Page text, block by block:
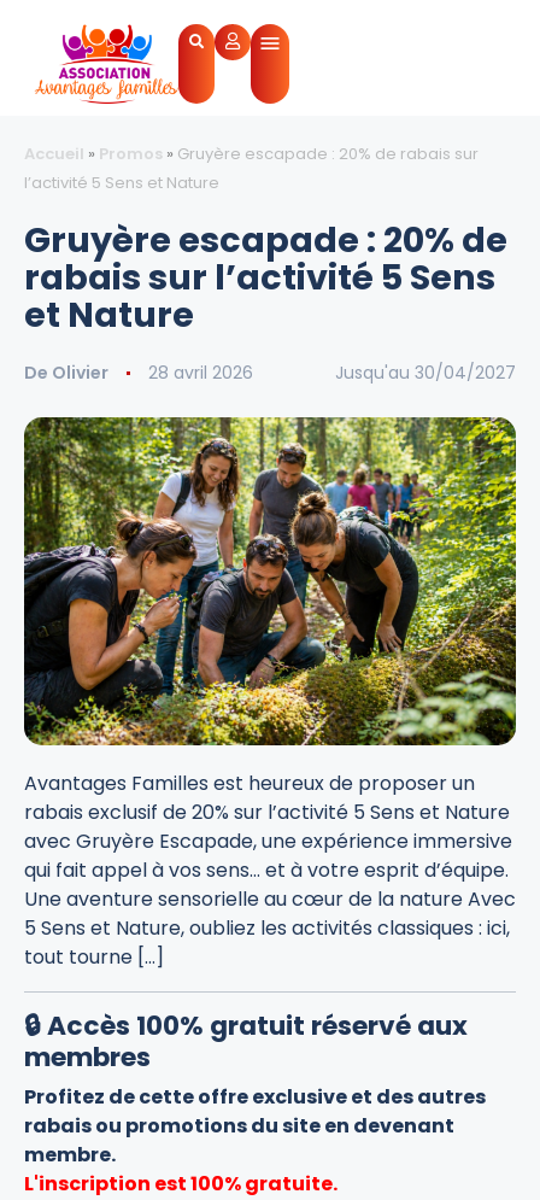
Accueil » Promos » Gruyère escapade : 20% de rabais sur
l’activité 5 Sens et Nature
Gruyère escapade : 20% de
rabais sur l’activité 5 Sens
et Nature
De Olivier 28 avril 2026 Jusqu'au 30/04/2027
Avantages Familles est heureux de proposer un
rabais exclusif de 20% sur l’activité 5 Sens et Nature
avec Gruyère Escapade, une expérience immersive
qui fait appel à vos sens… et à votre esprit d’équipe.
Une aventure sensorielle au cœur de la nature Avec
5 Sens et Nature, oubliez les activités classiques : ici,
tout tourne […]
🔒 Accès 100% gratuit réservé aux
membres
Profitez de cette offre exclusive et des autres
rabais ou promotions du site en devenant
membre.
L'inscription est 100% gratuite.